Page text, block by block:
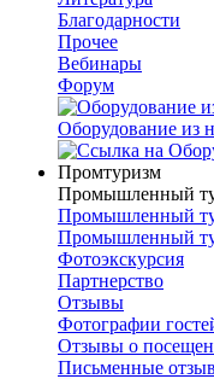
Благодарности
Прочее
Вебинары
Форум
Оборудование из
Промтуризм
Промышленный
Промышленный
Промышленный
Фотоэкскурсия
Партнерство
Отзывы
Фотографии
Отзывы о
Письменные